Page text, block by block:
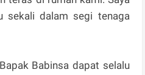
sekali dalam segi tenaga
Babinsa dapat selalu